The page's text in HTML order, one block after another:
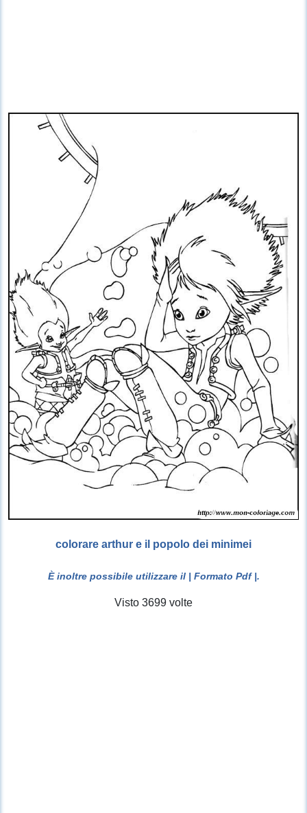
colorare arthur e il popolo dei minimei
È inoltre possibile utilizzare il | Formato Pdf |.
Visto 3699 volte